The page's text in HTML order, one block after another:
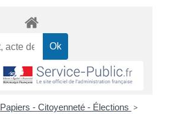
Papiers - Citoyenneté - Élections >